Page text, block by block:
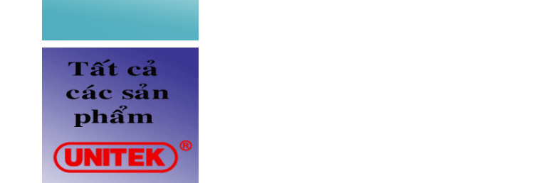
Ổ điện âm bàn Sinoamigo STS-
R90B-2 chính hãng